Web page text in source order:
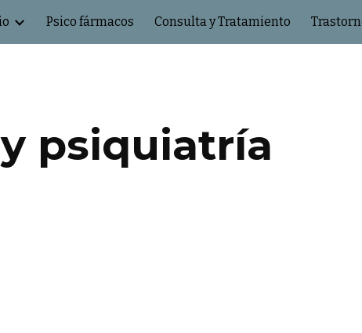
Skip to navigation
Psico fármacos Consulta y Tratamiento
psiquiatría